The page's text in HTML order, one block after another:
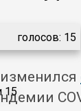
15
голосов: 15